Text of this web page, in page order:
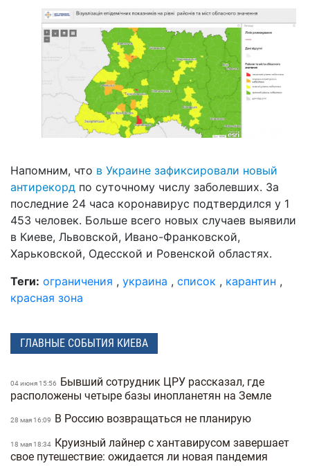
Напомним, что в Украине зафиксировали новый
антирекорд по суточному числу заболевших. За
последние 24 часа коронавирус подтвердился у 1
453 человек. Больше всего новых случаев выявили
в Киеве, Львовской, Ивано-Франковской,
Харьковской, Одесской и Ровенской областях.
Теги: ограничения , украина , список , карантин ,
красная зона
ГЛАВНЫЕ СОБЫТИЯ КИЕВА
04 июня 15:56
Бывший сотрудник ЦРУ рассказал, где
расположены четыре базы инопланетян на Земле
28 мая 16:09 В Россию возвращаться не планирую
18 мая 18:34
Круизный лайнер с хантавирусом завершает
свое путешествие: ожидается ли новая пандемия